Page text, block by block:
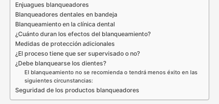
Enjuagues blanqueadores
Blanqueadores dentales en bandeja
Blanqueamiento en la clínica dental
¿Cuánto duran los efectos del blanqueamiento?
Medidas de protección adicionales
¿El proceso tiene que ser supervisado o no?
¿Debe blanquearse los dientes?
El blanqueamiento no se recomienda o tendrá menos éxito en las
siguientes circunstancias:
Seguridad de los productos blanqueadores